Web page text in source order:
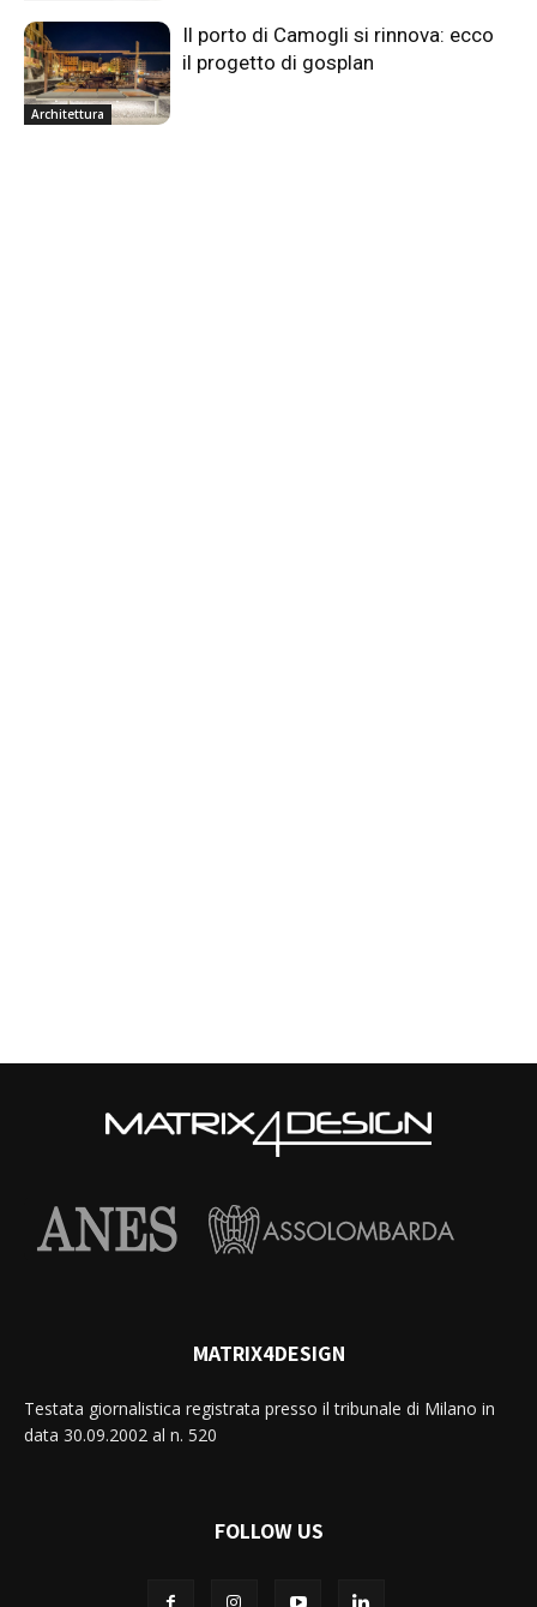
Architettura
Il porto di Camogli si rinnova: ecco
il progetto di gosplan
MATRIX4DESIGN
Testata giornalistica registrata presso il tribunale di Milano in
data 30.09.2002 al n. 520
FOLLOW US